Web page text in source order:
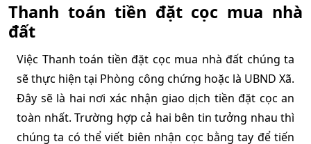
Thanh toán tiền đặt cọc mua nhà
đất
Việc Thanh toán tiền đặt cọc mua nhà đất chúng ta
sẽ thực hiện tại Phòng công chứng hoặc là UBND Xã.
Đây sẽ là hai nơi xác nhận giao dịch tiền đặt cọc an
toàn nhất. Trường hợp cả hai bên tin tưởng nhau thì
chúng ta có thể viết biên nhận cọc bằng tay để tiến